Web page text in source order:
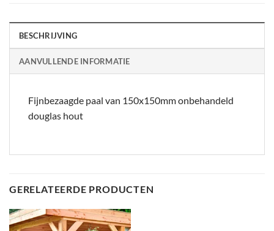
BESCHRIJVING
AANVULLENDE INFORMATIE
Fijnbezaagde paal van 150x150mm onbehandeld
douglas hout
GERELATEERDE PRODUCTEN